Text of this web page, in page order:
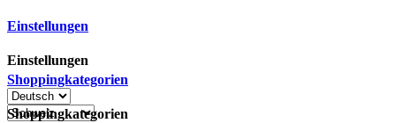
Einstellungen
Einstellungen
Shoppingkategorien
Shoppingkategorien